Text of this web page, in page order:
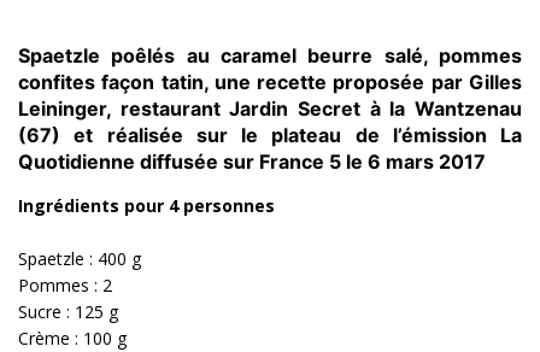
Spaetzle poêlés au caramel beurre salé, pommes
confites façon tatin, une recette proposée par Gilles
Leininger, restaurant Jardin Secret à la Wantzenau
(67) et réalisée sur le plateau de l’émission La
Quotidienne diffusée sur France 5 le 6 mars 2017
Ingrédients pour 4 personnes
Spaetzle : 400 g
Pommes : 2
Sucre : 125 g
Crème : 100 g